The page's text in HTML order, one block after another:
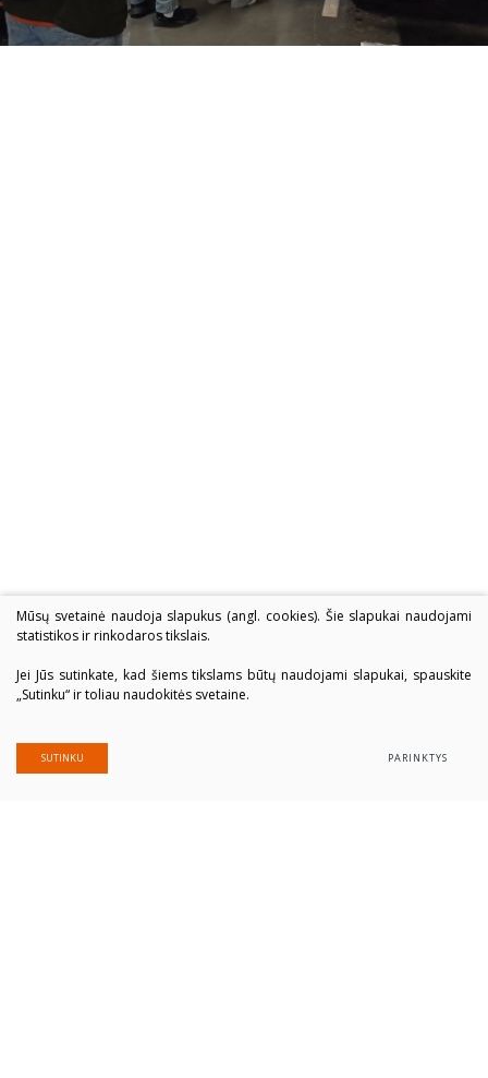
Mūsų svetainė naudoja slapukus (angl. cookies). Šie slapukai naudojami
statistikos ir rinkodaros tikslais.
Jei Jūs sutinkate, kad šiems tikslams būtų naudojami slapukai, spauskite
„Sutinku“ ir toliau naudokitės svetaine.
SUTINKU PARINKTYS